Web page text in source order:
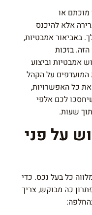
או
אלא להיכנס
באביאור אמבטיות,
בזכות
אמבטיות וביצוע
על הקהל
כל האפשרויות,
לכם אלפי
שעות.
על פני
כל בעל נכס. כדי
כה מבוקש, צריך